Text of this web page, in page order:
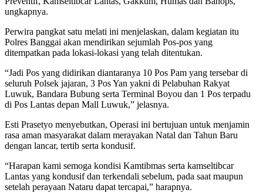
ungkapnya.
Perwira pangkat satu melati ini menjelaskan, dalam kegiatan itu
Polres Banggai akan mendirikan sejumlah Pos-pos yang
ditempatkan pada lokasi-lokasi yang telah ditentukan.
“Jadi Pos yang didirikan diantaranya 10 Pos Pam yang tersebar di
seluruh Polsek jajaran, 3 Pos Yan yakni di Pelabuhan Rakyat
Luwuk, Bandara Bubung serta Terminal Boyou dan 1 Pos terpadu
di Pos Lantas depan Mall Luwuk,” jelasnya.
Esti Prasetyo menyebutkan, Operasi ini bertujuan untuk menjamin
rasa aman masyarakat dalam merayakan Natal dan Tahun Baru
dengan lancar, tertib serta kondusif.
“Harapan kami semoga kondisi Kamtibmas serta kamseltibcar
Lantas yang kondusif dan terkendali sebelum, pada saat maupun
setelah perayaan Nataru dapat tercapai,” harapnya.